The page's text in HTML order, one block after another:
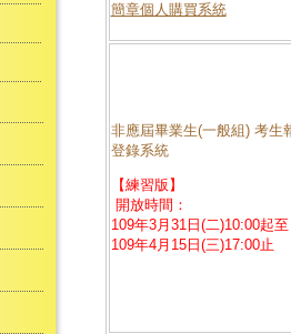
簡章個人購買系統
非應屆畢業生(一般組) 考生
登錄系統
【練習版】
開放時間：
109年3月31日(二)10:00起至
109年4月15日(三)17:00止